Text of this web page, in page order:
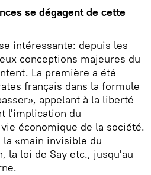
se dégagent de cette
intéressante: depuis les
conceptions majeures du
La première a été
français dans la formule
appelant à la liberté
l'implication du
économique de la société.
la «main invisible du
la loi de Say etc., jusqu'au